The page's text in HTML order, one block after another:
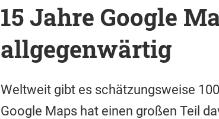
15 Jahre Google
allgegenwärtig
Weltweit gibt es schätzungsweise
Google Maps hat einen großen Teil